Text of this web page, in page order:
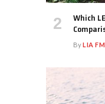
Which
ByLIA FM